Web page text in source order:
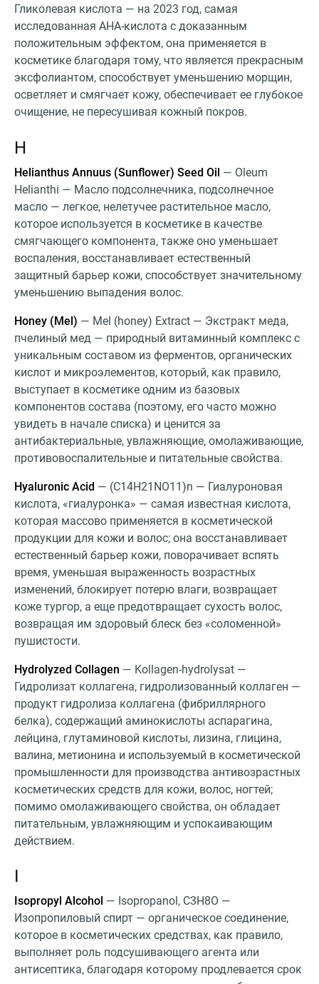
Гликолевая кислота — на 2023 год, самая
исследованная АНА-кислота с доказанным
положительным эффектом, она применяется в
косметике благодаря тому, что является прекрасным
эксфолиантом, способствует уменьшению морщин,
осветляет и смягчает кожу, обеспечивает ее глубокое
очищение, не пересушивая кожный покров.
H
Helianthus Annuus (Sunflower) Seed Oil — Oleum
Helianthi — Масло подсолнечника, подсолнечное
масло — легкое, нелетучее растительное масло,
которое используется в косметике в качестве
смягчающего компонента, также оно уменьшает
воспаления, восстанавливает естественный
защитный барьер кожи, способствует значительному
уменьшению выпадения волос.
Honey (Mel) — Mel (honey) Extract — Экстракт меда,
пчелиный мед — природный витаминный комплекс с
уникальным составом из ферментов, органических
кислот и микроэлементов, который, как правило,
выступает в косметике одним из базовых
компонентов состава (поэтому, его часто можно
увидеть в начале списка) и ценится за
антибактериальные, увлажняющие, омолаживающие,
противовоспалительные и питательные свойства.
Hyaluronic Acid — (C14H21NO11)n — Гиалуроновая
кислота, «гиалуронка» — самая известная кислота,
которая массово применяется в косметической
продукции для кожи и волос; она восстанавливает
естественный барьер кожи, поворачивает вспять
время, уменьшая выраженность возрастных
изменений, блокирует потерю влаги, возвращает
коже тургор, а еще предотвращает сухость волос,
возвращая им здоровый блеск без «соломенной»
пушистости.
Hydrolyzed Collagen — Kollagen-hydrolysat —
Гидролизат коллагена, гидролизованный коллаген —
продукт гидролиза коллагена (фибриллярного
белка), содержащий аминокислоты аспарагина,
лейцина, глутаминовой кислоты, лизина, глицина,
валина, метионина и используемый в косметической
промышленности для производства антивозрастных
косметических средств для кожи, волос, ногтей;
помимо омолаживающего свойства, он обладает
питательным, увлажняющим и успокаивающим
действием.
I
Isopropyl Alcohol — Isopropanol, C3H8O —
Изопропиловый спирт — органическое соединение,
которое в косметических средствах, как правило,
выполняет роль подсушивающего агента или
антисептика, благодаря которому продлевается срок